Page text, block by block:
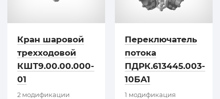
Кран шаровой
трехходовой
КШТ9.00.00.000-
01
2 модификации
Переключатель
потока
ПДРК.613445.003-
10БА1
1 модификация